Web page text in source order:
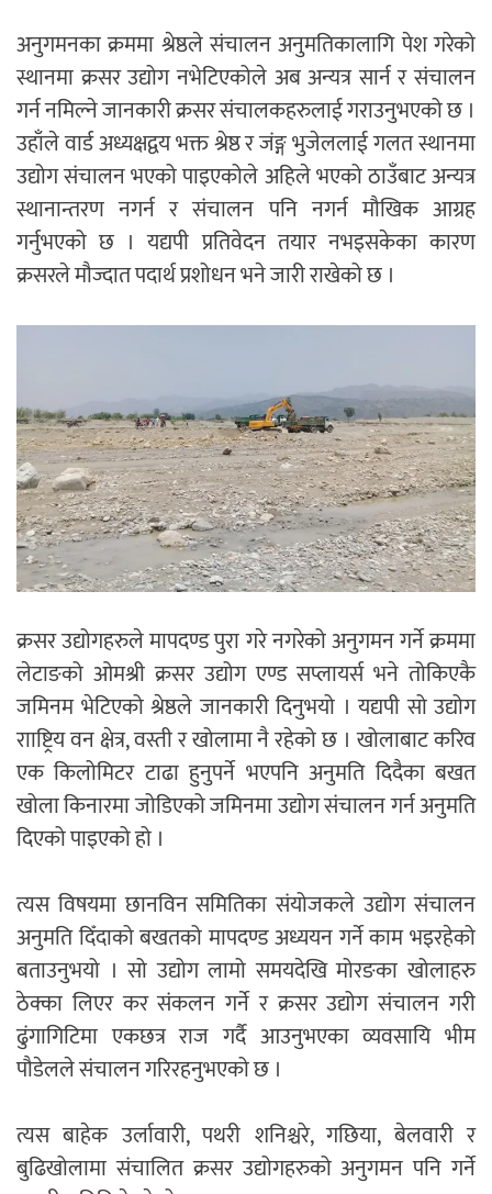
अनुगमनका क्रममा श्रेष्ठले संचालन अनुमतिकालागि पेश गरेको
स्थानमा क्रसर उद्योग नभेटिएकोले अब अन्यत्र सार्न र संचालन
गर्न नमिल्ने जानकारी क्रसर संचालकहरुलाई गराउनुभएको छ ।
उहाँले वार्ड अध्यक्षद्वय भक्त श्रेष्ठ र जंङ्ग भुजेललाई गलत स्थानमा
उद्योग संचालन भएको पाइएकोले अहिले भएको ठाउँबाट अन्यत्र
स्थानान्तरण नगर्न र संचालन पनि नगर्न मौखिक आग्रह
गर्नुभएको छ । यद्यपी प्रतिवेदन तयार नभइसकेका कारण
क्रसरले मौज्दात पदार्थ प्रशोधन भने जारी राखेको छ ।
क्रसर उद्योगहरुले मापदण्ड पुरा गरे नगरेको अनुगमन गर्ने क्रममा
लेटाङको ओमश्री क्रसर उद्योग एण्ड सप्लायर्स भने तोकिएकै
जमिनम भेटिएको श्रेष्ठले जानकारी दिनुभयो । यद्यपी सो उद्योग
रााष्ट्रिय वन क्षेत्र, वस्ती र खोलामा नै रहेको छ । खोलाबाट करिव
एक किलोमिटर टाढा हुनुपर्ने भएपनि अनुमति दिदैका बखत
खोला किनारमा जोडिएको जमिनमा उद्योग संचालन गर्न अनुमति
दिएको पाइएको हो ।
त्यस विषयमा छानविन समितिका संयोजकले उद्योग संचालन
अनुमति दिँदाको बखतको मापदण्ड अध्ययन गर्ने काम भइरहेको
बताउनुभयो । सो उद्योग लामो समयदेखि मोरङका खोलाहरु
ठेक्का लिएर कर संकलन गर्ने र क्रसर उद्योग संचालन गरी
ढुंगागिटिमा एकछत्र राज गर्दै आउनुभएका व्यवसायि भीम
पौडेलले संचालन गरिरहनुभएको छ ।
त्यस बाहेक उर्लावारी, पथरी शनिश्चरे, गछिया, बेलवारी र
बुढिखोलामा संचालित क्रसर उद्योगहरुको अनुगमन पनि गर्ने